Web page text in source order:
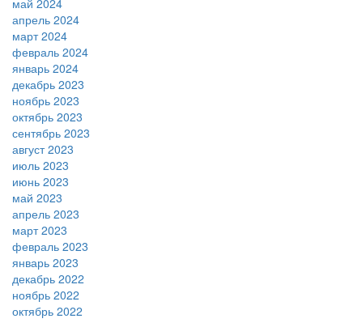
май 2024
апрель 2024
март 2024
февраль 2024
январь 2024
декабрь 2023
ноябрь 2023
октябрь 2023
сентябрь 2023
август 2023
июль 2023
июнь 2023
май 2023
апрель 2023
март 2023
февраль 2023
январь 2023
декабрь 2022
ноябрь 2022
октябрь 2022